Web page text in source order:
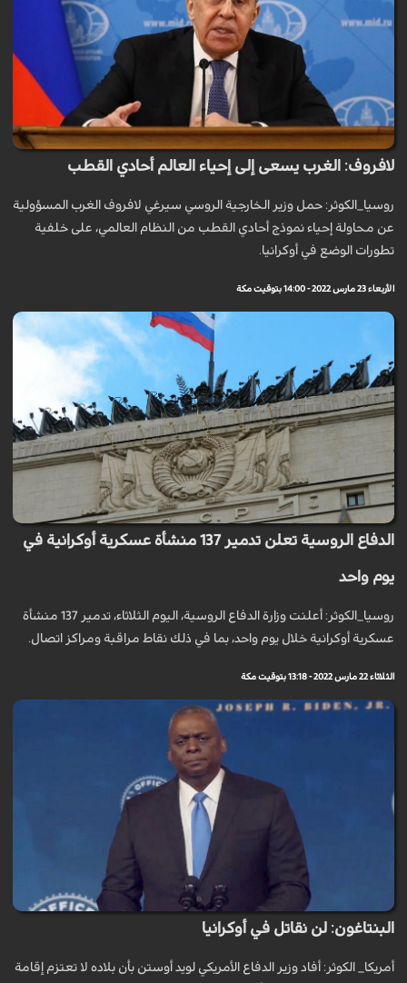
لافروف: الغرب يسعى إلى إحياء العالم أحادي القطب
روسيا_الكوثر: حمل وزير الخارجية الروسي سيرغي لافروف الغرب المسؤولية
عن محاولة إحياء نموذج أحادي القطب من النظام العالمي، على خلفية
تطورات الوضع في أوكرانيا.
الأربعاء 23 مارس 2022 - 14:00 بتوقيت مكة
الدفاع الروسية تعلن تدمير 137 منشأة عسكرية أوكرانية في
يوم واحد
روسيا_الكوثر: أعلنت وزارة الدفاع الروسية، اليوم الثلاثاء، تدمير 137 منشأة
عسكرية أوكرانية خلال يوم واحد، بما في ذلك نقاط مراقبة ومراكز اتصال.
الثلاثاء 22 مارس 2022 - 13:18 بتوقيت مكة
البنتاغون: لن نقاتل في أوكرانيا
أمريكا_ الكوثر: أفاد وزير الدفاع الأمريكي لويد أوستن بأن بلاده لا تعتزم إقامة